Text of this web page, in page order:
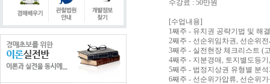
수강료 : 50만원
[수업내용]
1째주 - 유치권 공략기법 및 해
2째주 - 선순위임차권, 선순위
3째주 - 실전현장 체크리스트 (
4째주 - 지분경매, 토지별도등
5째주 - 법정지상권 유형별 분
6째주 - 선순위가압류, 선순위